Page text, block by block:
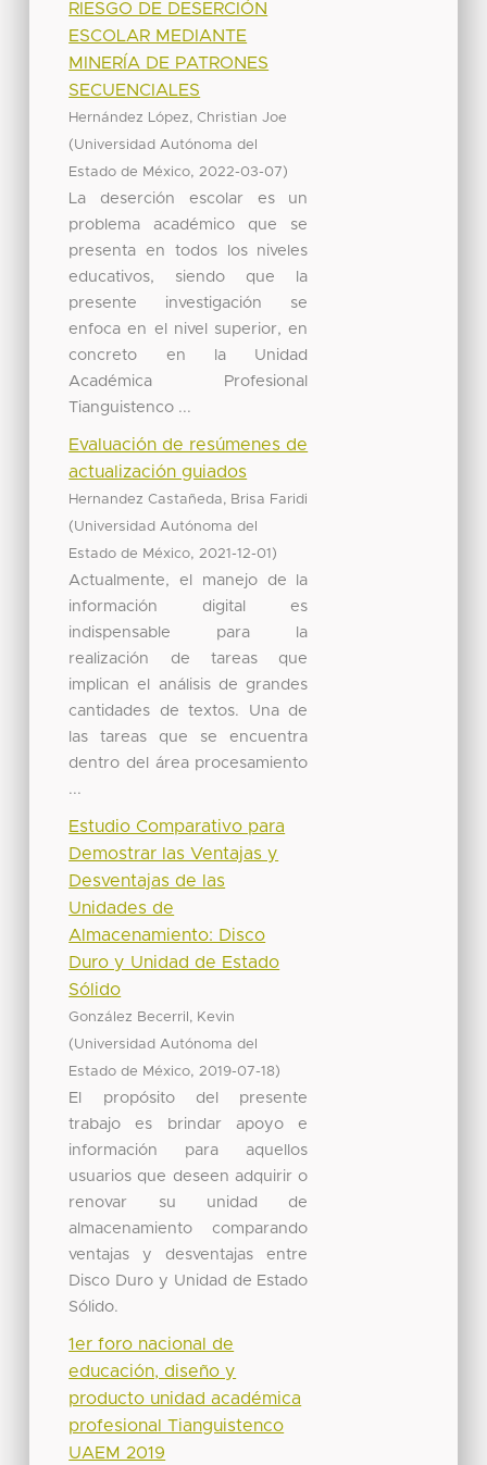
RIESGO DE DESERCIÓN
ESCOLAR MEDIANTE
MINERÍA DE PATRONES
SECUENCIALES
Hernández López, Christian Joe
(Universidad Autónoma del
Estado de México, 2022-03-07)
La deserción escolar es un
problema académico que se
presenta en todos los niveles
educativos, siendo que la
presente investigación se
enfoca en el nivel superior, en
concreto en la Unidad
Académica Profesional
Tianguistenco ...
Evaluación de resúmenes de
actualización guiados
Hernandez Castañeda, Brisa Faridi
(Universidad Autónoma del
Estado de México, 2021-12-01 )
Actualmente, el manejo de la
información digital es
indispensable para la
realización de tareas que
implican el análisis de grandes
cantidades de textos. Una de
las tareas que se encuentra
dentro del área procesamiento
...
Estudio Comparativo para
Demostrar las Ventajas y
Desventajas de las
Unidades de
Almacenamiento: Disco
Duro y Unidad de Estado
Sólido
González Becerril, Kevin
(Universidad Autónoma del
Estado de México, 2019-07-18)
El propósito del presente
trabajo es brindar apoyo e
información para aquellos
usuarios que deseen adquirir o
renovar su unidad de
almacenamiento comparando
ventajas y desventajas entre
Disco Duro y Unidad de Estado
Sólido.
1er foro nacional de
educación, diseño y
producto unidad académica
profesional Tianguistenco
UAEM 2019